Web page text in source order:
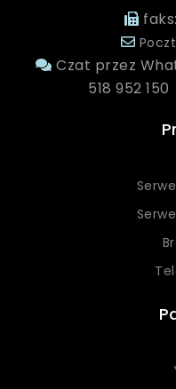
Czat przez
518 952 150